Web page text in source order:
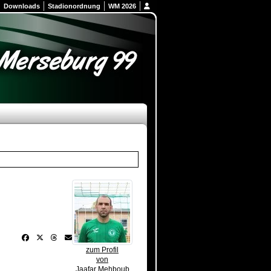
Downloads Stadionordnung WM 2026
zum Profil
von
Jaafar Mehboub